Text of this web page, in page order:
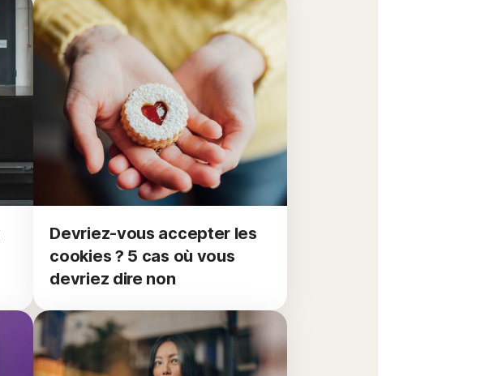
Devriez-vous accepter les
cookies ? 5 cas où vous
devriez dire non